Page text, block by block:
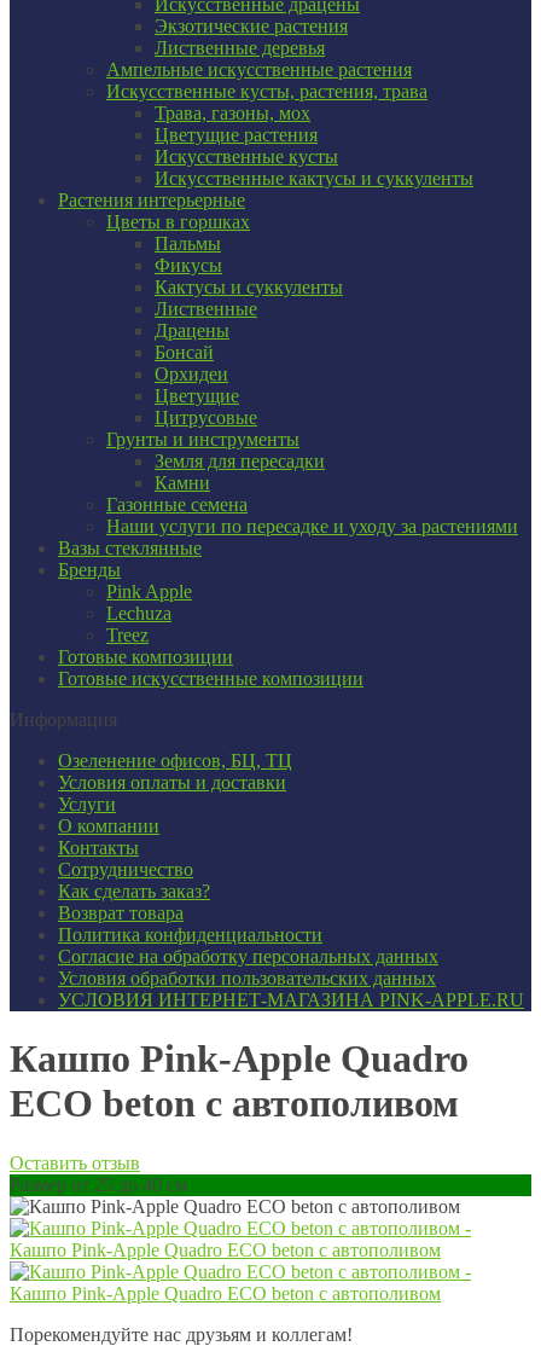
Искусственные драцены
Экзотические растения
Лиственные деревья
Ампельные искусственные растения
Искусственные кусты, растения, трава
Трава, газоны, мох
Цветущие растения
Искусственные кусты
Искусственные кактусы и суккуленты
Растения интерьерные
Цветы в горшках
Пальмы
Фикусы
Кактусы и суккуленты
Лиственные
Драцены
Бонсай
Орхидеи
Цветущие
Цитрусовые
Грунты и инструменты
Земля для пересадки
Камни
Газонные семена
Наши услуги по пересадке и уходу за растениями
Вазы стеклянные
Бренды
Pink Apple
Lechuza
Treez
Готовые композиции
Готовые искусственные композиции
Информация
Озеленение офисов, БЦ, ТЦ
Условия оплаты и доставки
Услуги
О компании
Контакты
Сотрудничество
Как сделать заказ?
Возврат товара
Политика конфиденциальности
Согласие ​на обработку персональных данных
Условия обработки пользовательских данных
УСЛОВИЯ ИНТЕРНЕТ-МАГАЗИНА PINK-APPLE.RU
Кашпо Pink-Apple Quadro
ECO beton с автополивом
Оставить отзыв
Размер от 25 до 40 см
Порекомендуйте нас друзьям и коллегам!